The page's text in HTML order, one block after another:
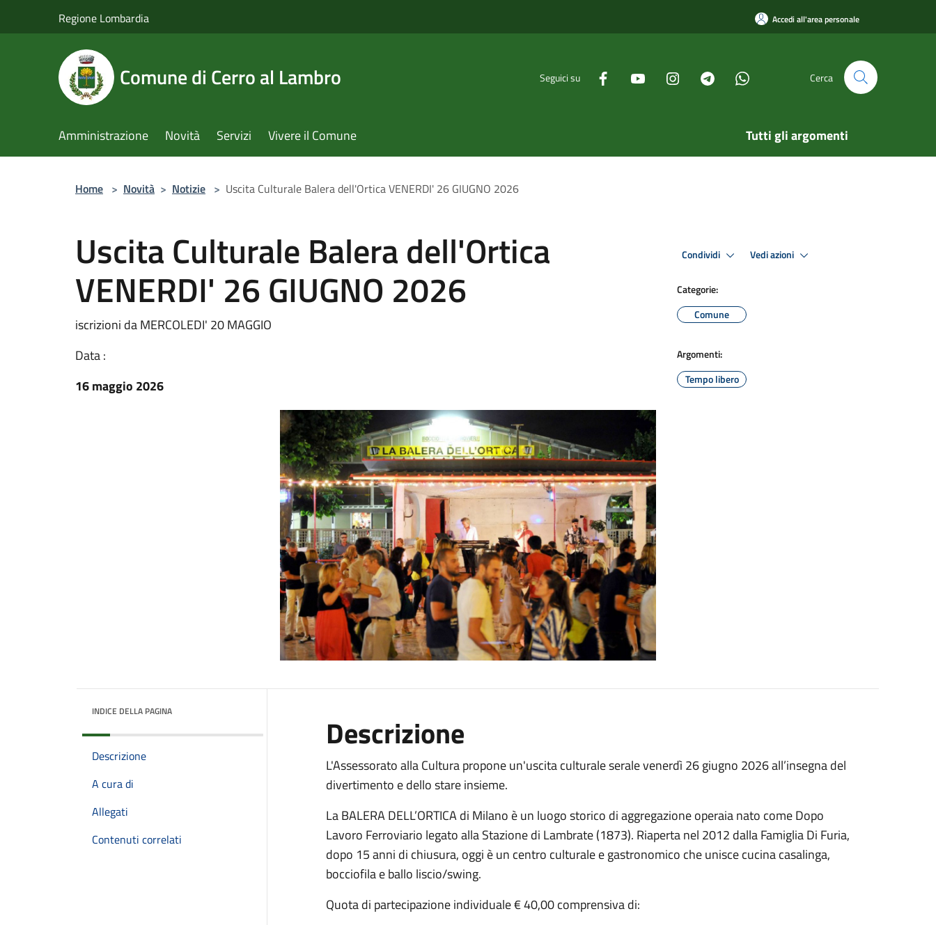
Regione Lombardia Accedi all'area personale
Comune di Cerro al Lambro Seguici su Cerca
Amministrazione Novità Servizi Vivere il Comune Tutti gli argomenti
Home > Novità > Notizie > Uscita Culturale Balera dell'Ortica VENERDI' 26 GIUGNO 2026
Uscita Culturale Balera dell'Ortica
VENERDI' 26 GIUGNO 2026
iscrizioni da MERCOLEDI' 20 MAGGIO
Data :
16 maggio 2026
Condividi Vedi azioni
Categorie:
Comune
Argomenti:
Tempo libero
INDICE DELLA PAGINA
Descrizione
A cura di
Allegati
Contenuti correlati
Descrizione
L'Assessorato alla Cultura propone un'uscita culturale serale venerdì 26 giugno 2026 all’insegna del
divertimento e dello stare insieme.
La BALERA DELL’ORTICA di Milano è un luogo storico di aggregazione operaia nato come Dopo
Lavoro Ferroviario legato alla Stazione di Lambrate (1873). Riaperta nel 2012 dalla Famiglia Di Furia,
dopo 15 anni di chiusura, oggi è un centro culturale e gastronomico che unisce cucina casalinga,
bocciofila e ballo liscio/swing.
Quota di partecipazione individuale € 40,00 comprensiva di: